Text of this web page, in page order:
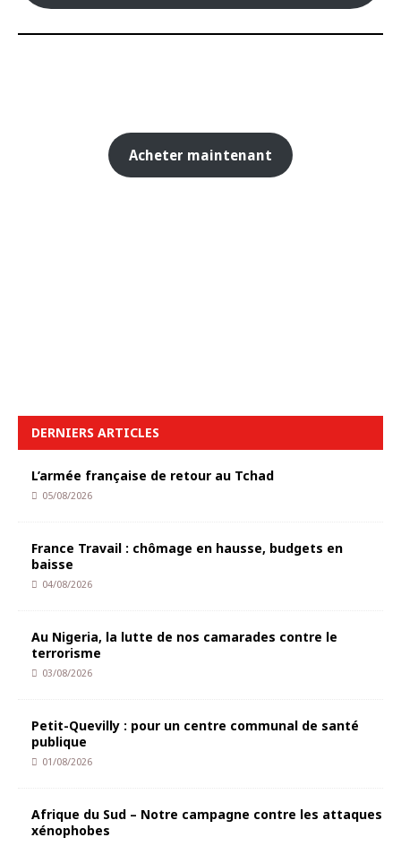
Acheter maintenant
DERNIERS ARTICLES
L’armée française de retour au Tchad
05/08/2026
France Travail : chômage en hausse, budgets en
baisse
04/08/2026
Au Nigeria, la lutte de nos camarades contre le
terrorisme
03/08/2026
Petit-Quevilly : pour un centre communal de santé
publique
01/08/2026
Afrique du Sud – Notre campagne contre les attaques
xénophobes